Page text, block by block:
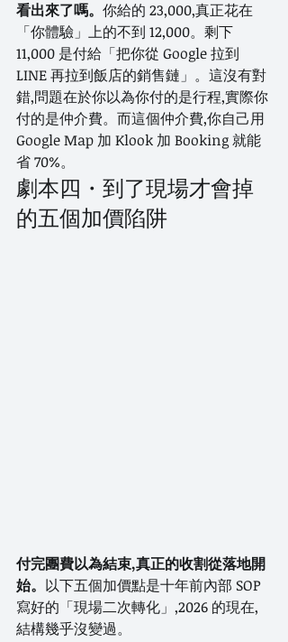
看出來了嗎。 你給的 23,000,真正花在
「你體驗」上的不到 12,000。剩下
11,000 是付給「把你從 Google 拉到
LINE 再拉到飯店的銷售鏈」。這沒有對
錯,問題在於你以為你付的是行程,實際你
付的是仲介費。而這個仲介費,你自己用
Google Map 加 Klook 加 Booking 就能
省 70%。
劇本四・到了現場才會掉
的五個加價陷阱
付完團費以為結束,真正的收割從落地開
始。 以下五個加價點是十年前內部 SOP
寫好的「現場二次轉化」,2026 的現在,
結構幾乎沒變過。